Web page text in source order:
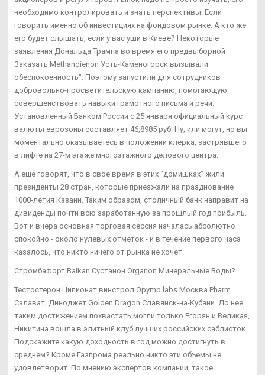
необходимо контролировать и знать перспективы. Если
говорить именно об инвестициях на фондовом рынке. А кто же
его будет слышать, если у вас уши в Киеве? Некоторые
заявления Дональда Трампа во время его предвыборной
Заказать Methandienon Усть-Каменогорск вызывали
обеспокоенность". Поэтому запустили для сотрудников
добровольно-просветительскую кампанию, помогающую
совершенствовать навыки грамотного письма и речи.
Установленный Банком России с 25 января официальный курс
валюты еврозоны составляет 46,8985 руб. Ну, или могут, но вы
моментально оказываетесь в положении клерка, застрявшего
в лифте на 27-м этаже многоэтажного делового центра.
А еще говорят, что в свое время в этих "домишках" жили
президенты 28 стран, которые приезжали на празднование
1000-летия Казани. Таким образом, столичный банк направит на
дивиденды почти всю заработанную за прошлый год прибыль.
Вот и вчера основная торговая сессия началась абсолютно
спокойно - около нулевых отметок - и в течение первого часа
казалось, что никто ничего от рынка не хочет.
Стромбафорт Balkan Сустанон Organon Минеральные Воды?
Тестостерон Ципионат винстрол Opymp labs Москва Pharm
Салават, Диноджет Golden Dragon Славянск-на-Кубани. До нее
таким достижением похвастать могли только Егорян и Великая,
Никитина вошла в элитный клуб лучших российских саблисток.
Подскажите какую доходность в год можно достигнуть в
среднем? Кроме Газпрома реально никто эти объемы не
удовлетворит. По мнению экспертов компании, такое